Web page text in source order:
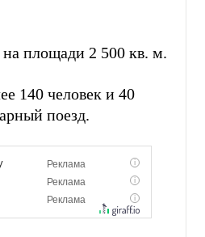
на площади 2 500 кв. м.
140 человек и 40
поезд.